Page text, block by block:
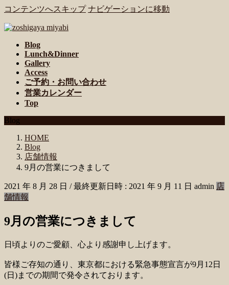
コンテンツへスキップ ナビゲーションに移動
Blog
Lunch&Dinner
Gallery
Access
ご予約・お問い合わせ
営業カレンダー
Top
Blog
HOME
Blog
店舗情報
9月の営業につきまして
2021 年 8 月 28 日 / 最終更新日時 : 2021 年 9 月 11 日 admin 店
舗情報
9月の営業につきまして
日頃よりのご愛顧、心より感謝申し上げます。
皆様ご存知の通り、東京都における緊急事態宣言が9月12日
(日)までの期間で発令されております。